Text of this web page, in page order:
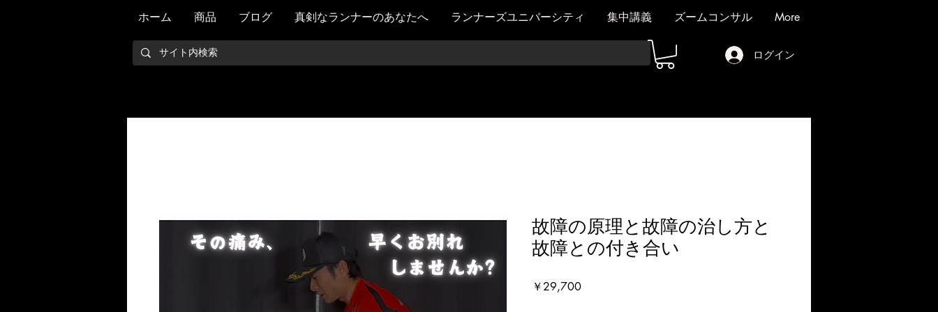
ホーム 商品 ブログ 真剣なランナーのあなたへ ランナーズユニバーシティ 集中講義 ズームコンサル More
ログイン
故障の原理と故障の治し方と
故障との付き合い
￥29,700価